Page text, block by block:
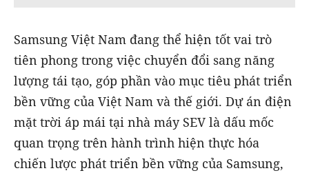
Samsung Việt Nam đang thể hiện tốt vai trò
tiên phong trong việc chuyển đổi sang năng
lượng tái tạo, góp phần vào mục tiêu phát triển
bền vững của Việt Nam và thế giới. Dự án điện
mặt trời áp mái tại nhà máy SEV là dấu mốc
quan trọng trên hành trình hiện thực hóa
chiến lược phát triển bền vững của Samsung,